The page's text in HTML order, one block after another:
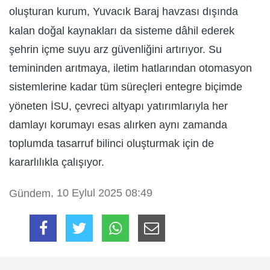
oluşturan kurum, Yuvacık Baraj havzası dışında
kalan doğal kaynakları da sisteme dâhil ederek
şehrin içme suyu arz güvenliğini artırıyor. Su
temininden arıtmaya, iletim hatlarından otomasyon
sistemlerine kadar tüm süreçleri entegre biçimde
yöneten İSU, çevreci altyapı yatırımlarıyla her
damlayı korumayı esas alırken aynı zamanda
toplumda tasarruf bilinci oluşturmak için de
kararlılıkla çalışıyor.
Gündem, 10 Eylul 2025 08:49